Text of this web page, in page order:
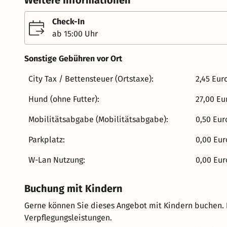
Rückzugsorten. Ankommen, durchatmen und
Saalbach Hinterglemm. THOMSN Appartements Alpiner Lifestyle in bester Lage. Unsere Appartements verbinden
modernen Stil mit viel Platz und Unabhängigkeit.
Winter oder aktive Sommertage am Berg – Freiraum ist hier inklusive. Wellness Club im
ist vor der Entspannung. Der Wellness Club sorgt für
Winter nach der Piste, im Sommer nach Wandern oder Biken. Genau richtig.
Pizzeria & Restaurant Jung, unkompliziert und frisch.
süße Klassiker auf den Tisch. Gekocht wird mit
Drinks und eine entspannte Atmosphäre. Sommer wie Winter gilt bei uns: Mitten drin, entspannt unterwegs und
Check-In
ab 15:00 Uhr
Sonstige Gebühren vor Ort
City Tax / Bettensteuer (Ortstaxe): 2,45
Hund (ohne Futter): 27,00
Mobilitätsabgabe (Mobilitätsabgabe): 0,50
Parkplatz: 0,00
W-Lan Nutzung: 0,00
Buchung mit Kindern
Gerne können Sie dieses Angebot mit Kindern
Verpflegungsleistungen.